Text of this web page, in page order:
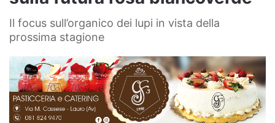
Il focus sull’organico dei lupi in vista della
prossima stagione